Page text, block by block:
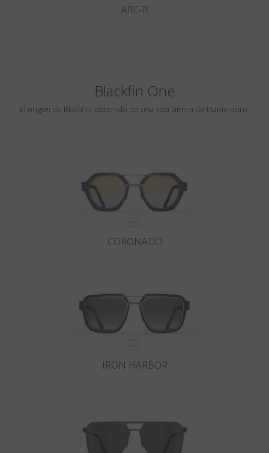
ARC-R
Blackfin One
El origen de Blackfin, obtenido de una sola lámina de titanio puro.
CORONADO
IRON HARBOR